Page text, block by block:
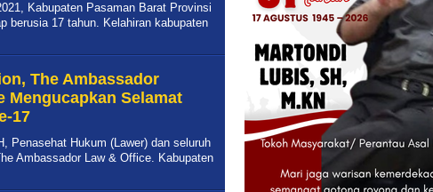
Kabupaten Pasaman Barat Provinsi
berusia 17 tahun. Kelahiran kabupaten
The Ambassador
Mengucapkan Selamat
17
Penasehat Hukum (Lawer) dan seluruh
Ambassador Law & Office. Kabupaten